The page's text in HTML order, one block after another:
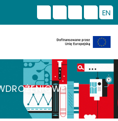
EN